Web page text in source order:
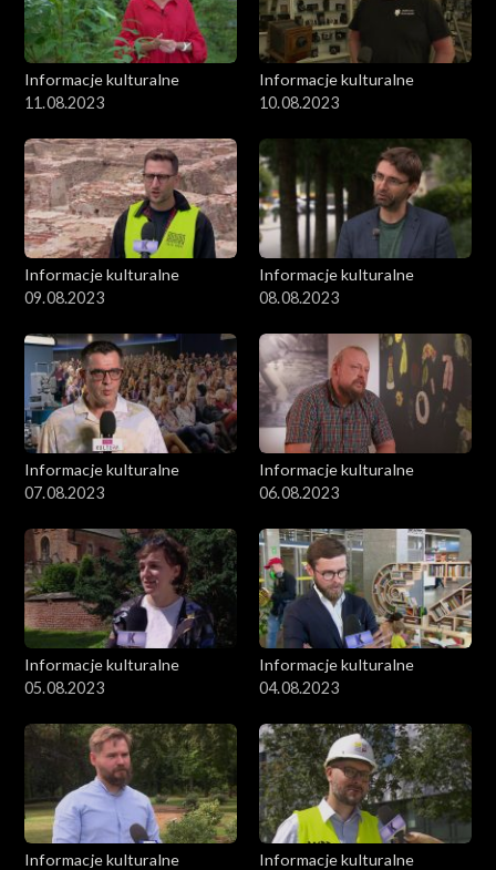
Informacje kulturalne
11.08.2023
Informacje kulturalne
10.08.2023
Informacje kulturalne
09.08.2023
Informacje kulturalne
08.08.2023
Informacje kulturalne
07.08.2023
Informacje kulturalne
06.08.2023
Informacje kulturalne
05.08.2023
Informacje kulturalne
04.08.2023
Informacje kulturalne
Informacje kulturalne